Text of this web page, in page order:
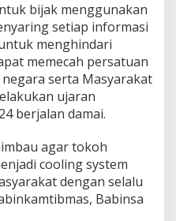
bijak menggunakan
setiap informasi
menghindari
memecah persatuan
serta Masyarakat
ujaran
berjalan damai.
agar tokoh
cooling system
dengan selalu
Babinsa